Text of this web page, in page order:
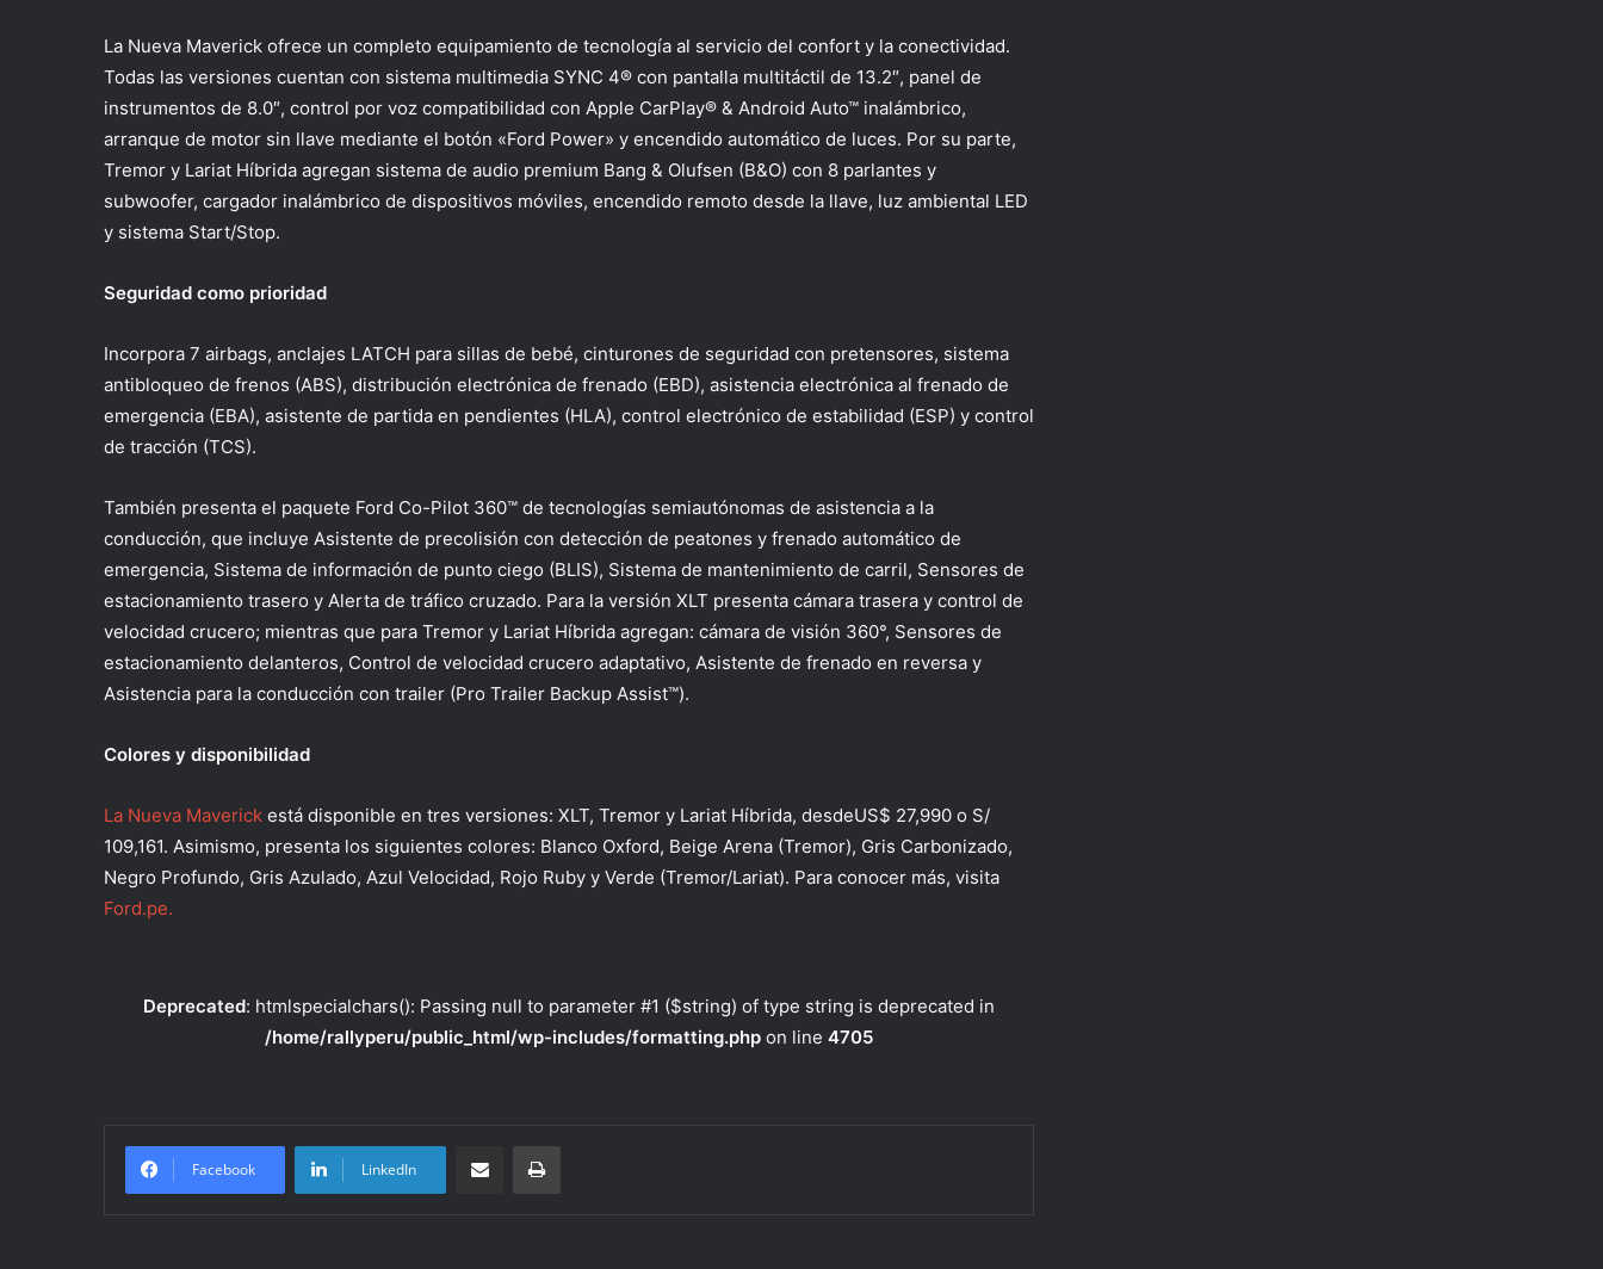
La Nueva Maverick ofrece un completo equipamiento de tecnología al servicio del confort y la conectividad.
Todas las versiones cuentan con sistema multimedia SYNC 4® con pantalla multitáctil de 13.2″, panel de
instrumentos de 8.0″, control por voz compatibilidad con Apple CarPlay® & Android Auto™ inalámbrico,
arranque de motor sin llave mediante el botón «Ford Power» y encendido automático de luces. Por su parte,
Tremor y Lariat Híbrida agregan sistema de audio premium Bang & Olufsen (B&O) con 8 parlantes y
subwoofer, cargador inalámbrico de dispositivos móviles, encendido remoto desde la llave, luz ambiental LED
y sistema Start/Stop.
Seguridad como prioridad
Incorpora 7 airbags, anclajes LATCH para sillas de bebé, cinturones de seguridad con pretensores, sistema
antibloqueo de frenos (ABS), distribución electrónica de frenado (EBD), asistencia electrónica al frenado de
emergencia (EBA), asistente de partida en pendientes (HLA), control electrónico de estabilidad (ESP) y control
de tracción (TCS).
También presenta el paquete Ford Co-Pilot 360™ de tecnologías semiautónomas de asistencia a la
conducción, que incluye Asistente de precolisión con detección de peatones y frenado automático de
emergencia, Sistema de información de punto ciego (BLIS), Sistema de mantenimiento de carril, Sensores de
estacionamiento trasero y Alerta de tráfico cruzado. Para la versión XLT presenta cámara trasera y control de
velocidad crucero; mientras que para Tremor y Lariat Híbrida agregan: cámara de visión 360°, Sensores de
estacionamiento delanteros, Control de velocidad crucero adaptativo, Asistente de frenado en reversa y
Asistencia para la conducción con trailer (Pro Trailer Backup Assist™).
Colores y disponibilidad
La Nueva Maverick está disponible en tres versiones: XLT, Tremor y Lariat Híbrida, desdeUS$ 27,990 o S/
109,161. Asimismo, presenta los siguientes colores: Blanco Oxford, Beige Arena (Tremor), Gris Carbonizado,
Negro Profundo, Gris Azulado, Azul Velocidad, Rojo Ruby y Verde (Tremor/Lariat). Para conocer más, visita
Ford.pe.
Deprecated: htmlspecialchars(): Passing null to parameter #1 ($string) of type string is deprecated in
/home/rallyperu/public_html/wp-includes/formatting.php on line 4705
Facebook LinkedIn
Compartir por correo electrónicoImprimir